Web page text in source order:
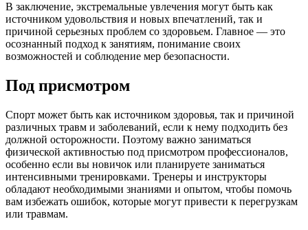
В заключение, экстремальные увлечения могут быть как
источником удовольствия и новых впечатлений, так и
причиной серьезных проблем со здоровьем. Главное — это
осознанный подход к занятиям, понимание своих
возможностей и соблюдение мер безопасности.
Под присмотром
Спорт может быть как источником здоровья, так и причиной
различных травм и заболеваний, если к нему подходить без
должной осторожности. Поэтому важно заниматься
физической активностью под присмотром профессионалов,
особенно если вы новичок или планируете заниматься
интенсивными тренировками. Тренеры и инструкторы
обладают необходимыми знаниями и опытом, чтобы помочь
вам избежать ошибок, которые могут привести к перегрузкам
или травмам.